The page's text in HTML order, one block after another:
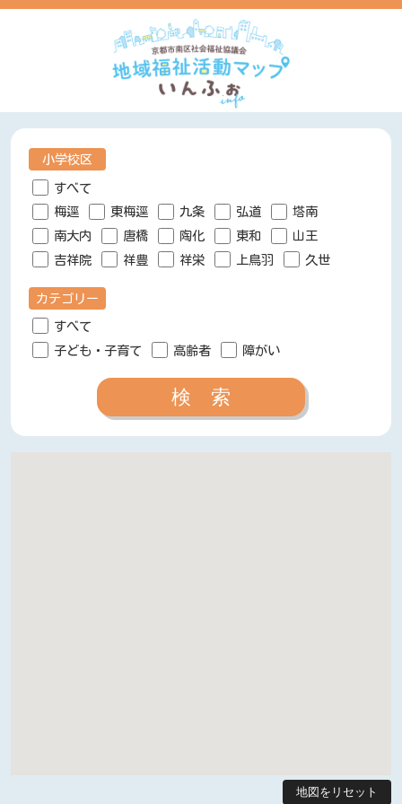
小学校区
すべて
梅逕
東梅逕 九条 弘道
塔南
南大内
唐橋 陶化 東和
山王
吉祥院
祥豊 祥栄 上鳥羽 久世
カテゴリー
すべて
子ども・子育て
高齢者 障がい
地図をリセット